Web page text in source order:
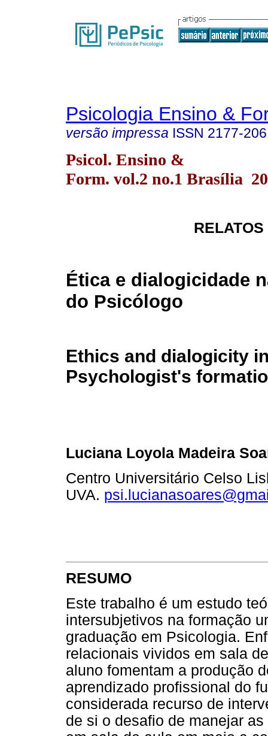
Psicologia Ensino &
versão impressa ISSN 2177-
Psicol. Ensino &
Form. vol.2 no.1 Brasília
Ética e dialogicidade
do Psicólogo
Ethics and dialogicity
Psychologist's
Luciana Loyola Madeira
Centro Universitário Celso
UVA.
RESUMO
Este trabalho é um estudo
intersubjetivos na formação
graduação em Psicologia.
relacionais vividos em sala
aluno fomentam a produção
aprendizado profissional do
considerada recurso de
de si o desafio de manejar